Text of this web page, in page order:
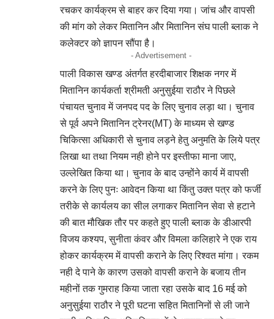
रचकर कार्यक्रम से बाहर कर दिया गया। जांच और वापसी
की मांग को लेकर मितानिन और मितानिन संघ पाली ब्लाक ने
कलेक्टर को ज्ञापन सौंपा है।
- Advertisement -
पाली विकास खण्ड अंतर्गत हरदीबाजार शिक्षक नगर में
मितानिन कार्यकर्ता श्रीमती अनुसुईया राठौर ने पिछले
पंचायत चुनाव में जनपद पद के लिए चुनाव लड़ा था। चुनाव
से पूर्व अपने मितानिन ट्रेनर(MT) के माध्यम से खण्ड
चिकित्सा अधिकारी से चुनाव लड़ने हेतु अनुमति के लिये पत्र
लिखा था तथा नियम नही होने पर इस्तीफा माना जाए,
उल्लेखित किया था। चुनाव के बाद उन्होंने कार्य में वापसी
करने के लिए पुनः आवेदन किया था किंतु उक्त पत्र को फर्जी
तरीके से कार्यलय का सील लगाकर मितानिन सेवा से हटाने
की बात मौखिक तौर पर कहते हुए पाली ब्लाक के डीआरपी
विजय कश्यप, सुनीता कंवर और विमला कलिहारे ने एक राय
होकर कार्यक्रम में वापसी कराने के लिए रिश्वत मांगा। रकम
नही दे पाने के कारण उसको वापसी कराने के बजाय तीन
महीनों तक गुमराह किया जाता रहा उसके बाद 16 मई को
अनुसुईया राठौर ने पूरी घटना सहित मितानिनों से ली जाने